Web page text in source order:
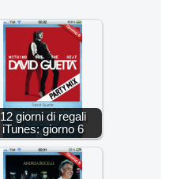
12 giorni di regali
iTunes: giorno 6